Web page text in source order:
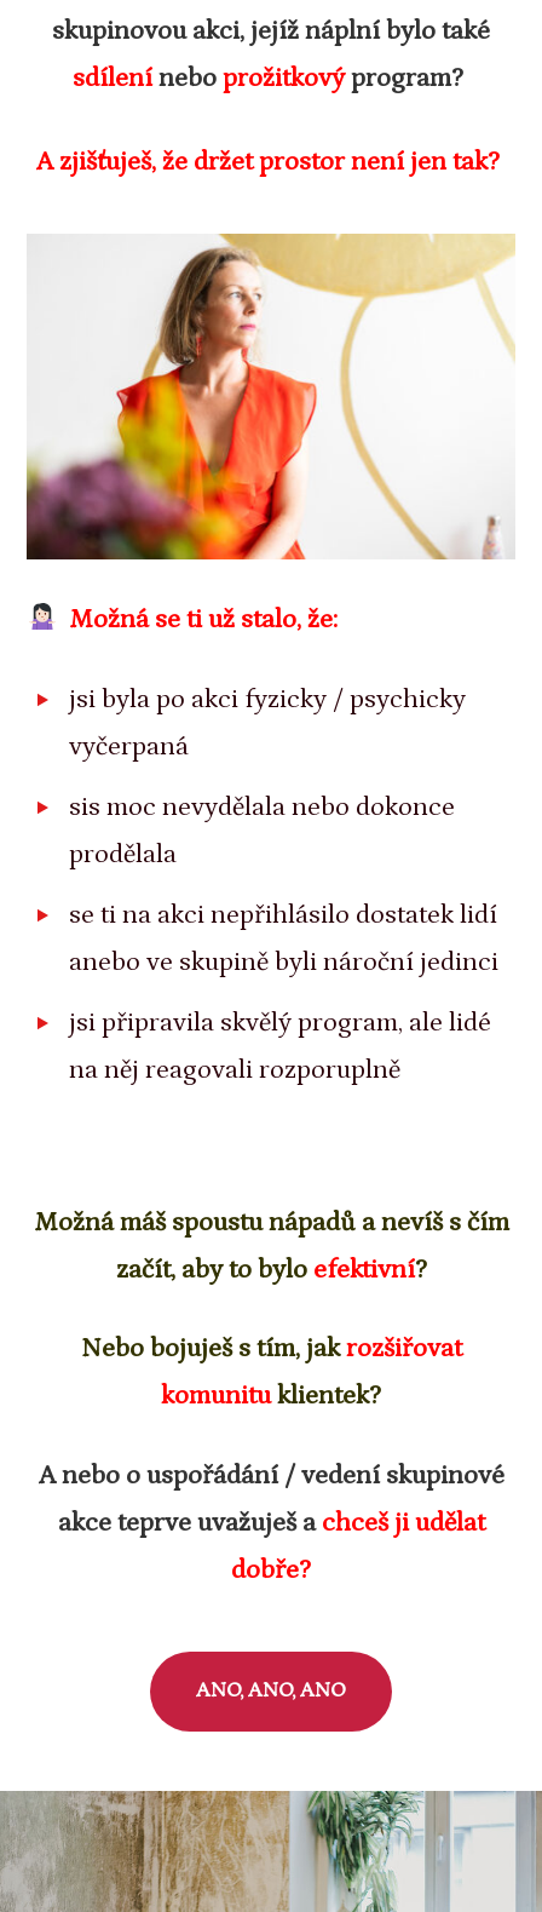
skupinovou akci, jejíž náplní bylo také
sdílenínebo prožitkovýprogram?
A zjišťuješ, že držet prostor není jen tak?
Možná se ti už stalo, že:
jsi byla po akci fyzicky / psychicky
vyčerpaná
sis moc nevydělala nebo dokonce
prodělala
se ti na akci nepřihlásilo dostatek lidí
anebo ve skupině byli nároční jedinci
jsi připravila skvělý program, ale lidé
na něj reagovali rozporuplně
Možná máš spoustu nápadů a nevíš s čím
začít, aby to bylo efektivní?
Nebo bojuješ s tím, jakrozšiřovat
komunituklientek?
A nebo o uspořádání / vedení skupinové
akce teprve uvažuješ a chceš ji udělat
dobře?
ANO, ANO, ANO